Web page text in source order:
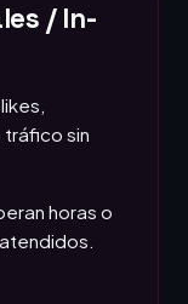
/ In-
sin
horas o